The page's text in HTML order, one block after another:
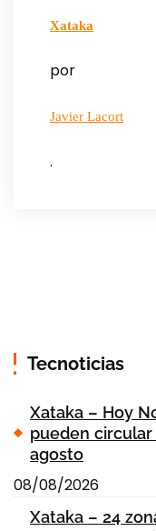
Xataka
por
Javier Lacort
.
Tecnoticias
Xataka – Hoy
pueden
agosto
08/08/2026
Xataka – 24